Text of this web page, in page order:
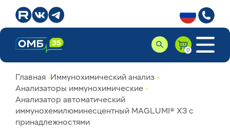
Главная Иммунохимический анализ
Анализаторы иммунохимические
Анализатор автоматический
иммунохемилюминесцентный MAGLUMI® X3 с
принадлежностями